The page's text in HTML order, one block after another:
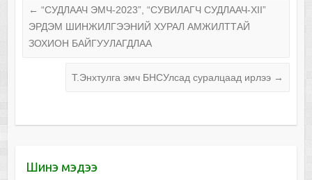
← “СУДЛААЧ ЭМЧ-2023”, “СУВИЛАГЧ СУДЛААЧ-XII”
ЭРДЭМ ШИНЖИЛГЭЭНИЙ ХУРАЛ АМЖИЛТТАЙ
ЗОХИОН БАЙГУУЛАГДЛАА
Т.Энхтулга эмч БНСУлсад суралцаад ирлээ →
Шинэ мэдээ